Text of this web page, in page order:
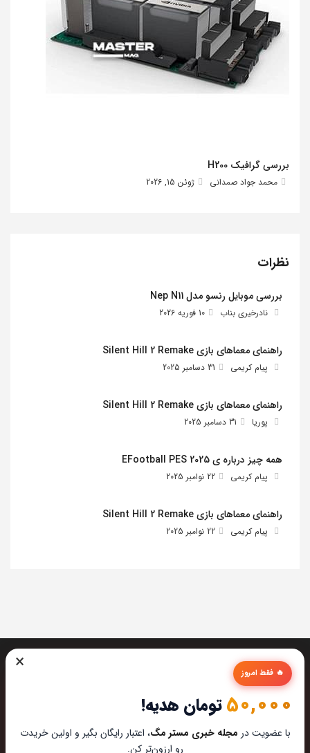
بررسی گرافیک H200
محمد جواد صمدانی ژوئن 15, 2026
نظرات
بررسی موبایل رنسو مدل Nep N11
نادرخیری بناب 10 فوریه 2026
راهنمای معماهای بازی Silent Hill 2 Remake
پیام کریمی 31 دسامبر 2025
راهنمای معماهای بازی Silent Hill 2 Remake
پوریا 31 دسامبر 2025
همه چیز درباره ی EFootball PES 2025
پیام کریمی 22 نوامبر 2025
راهنمای معماهای بازی Silent Hill 2 Remake
پیام کریمی 22 نوامبر 2025
تیم مستر مگ تمام تلاشش رو میکنه تا بهترین تخصصی ترین و
به روز ترین مطالب رو برای عاشقان تکنولوژی اماده کنه از این که
× 🔥 فقط امروز
50,000تومان هدیه!
با عضویت در مجله خبری مستر مگ، اعتبار رایگان بگیر و اولین خریدت
رو ارزون‌تر کن.